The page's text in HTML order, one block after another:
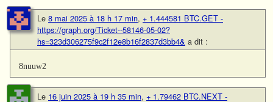
Le 8 mai 2025 à 18 h 17 min, + 1.444581 BTC.GET -
https://graph.org/Ticket--58146-05-02?
hs=323d306275f9c2f12e8b16f2837d3bb4& a dit :
8nuuw2
Le 16 juin 2025 à 19 h 35 min, + 1.79462 BTC.NEXT -